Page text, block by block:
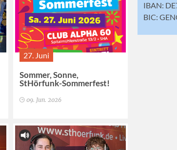
27. Juni
Sommer, Sonne,
StHörfunk-Sommerfest!
09. Jun. 2026
IBAN:
BIC: